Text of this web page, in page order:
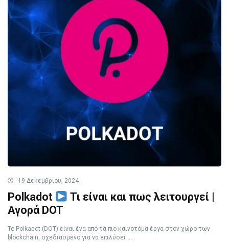
19 Δεκεμβρίου, 2024
Polkadot
Τι είναι και πως λειτουργεί |
Αγορά DOT
Το Polkadot (DOT) είναι ένα από τα πιο καινοτόμα έργα στον χώρο των
blockchain, σχεδιασμένο για να επιλύσει ...